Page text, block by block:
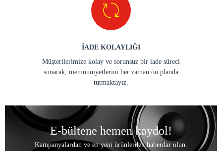
İADE KOLAYLIĞI
Müşterilerimize kolay ve sorunsuz bir iade süreci
sunarak, memnuniyetlerini her zaman ön planda
tutmaktayız.
E-bültene hemen kaydol!
Kampanyalardan ve en yeni ürünlerden haberdar olun.